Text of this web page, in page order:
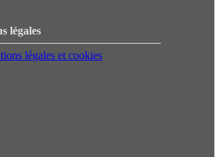
légales
légales et cookies